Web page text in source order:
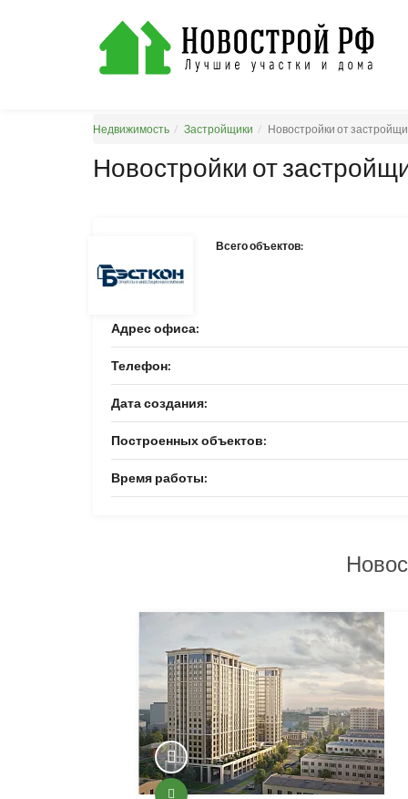
Недвижимость Застройщики Новостройки от
Новостройки от
Всего объектов:
Адрес офиса:
Телефон:
Дата создания:
Построенных объектов:
Время работы: